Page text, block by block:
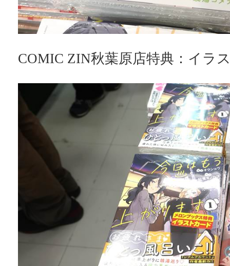
COMIC ZIN秋葉原店特典：イラ